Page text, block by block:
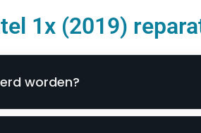
1x (2019)
worden?